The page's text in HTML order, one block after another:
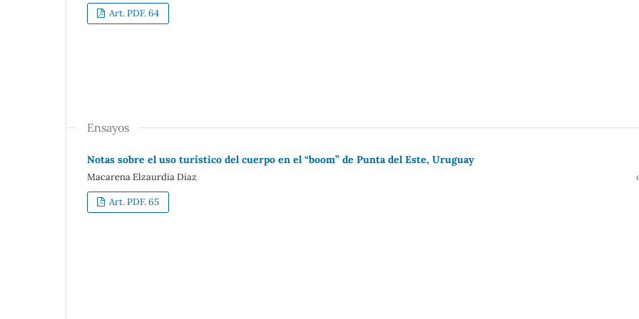
Art. PDF. 64
Ensayos
Notas sobre el uso turístico del cuerpo en el “boom” de Punta del Este, Uruguay
Macarena Elzaurdia Diaz
Art. PDF. 65